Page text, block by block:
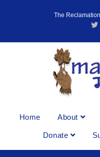
The
Home About
Donate